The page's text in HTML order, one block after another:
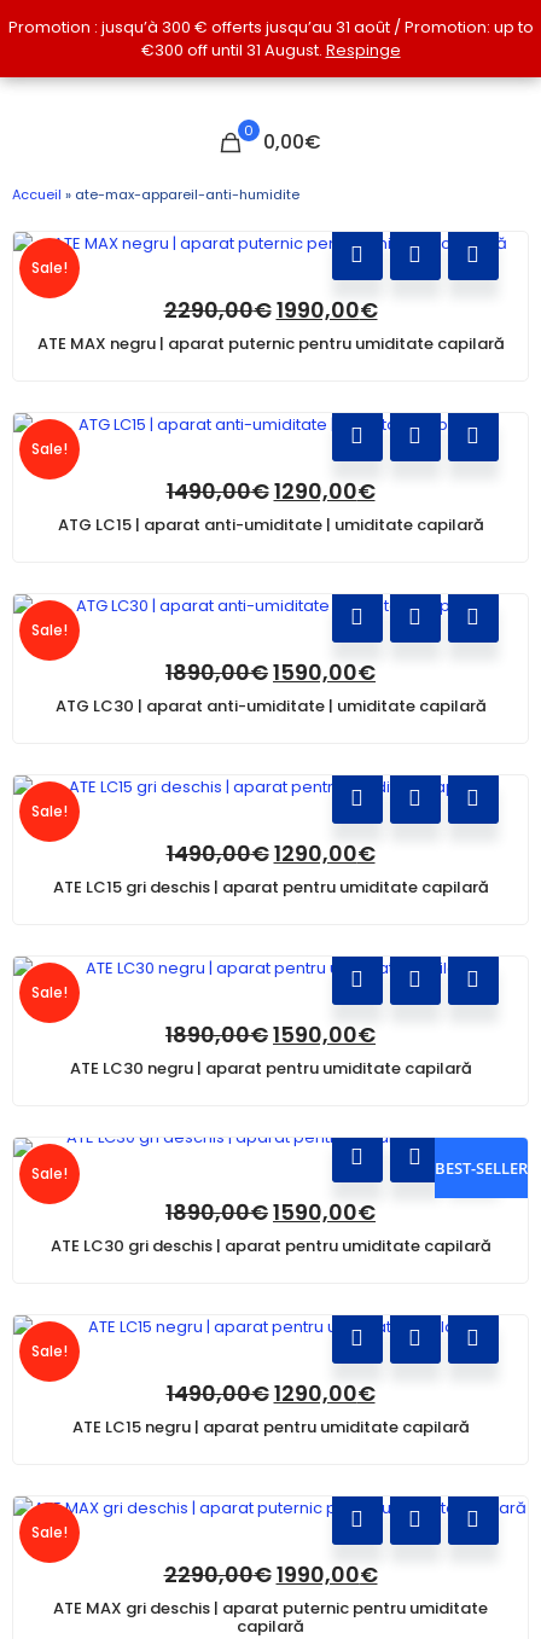
0 0,00€
Accueil » ate-max-appareil-anti-humidite
Sale!
2290,00€1990,00€
ATE MAX negru | aparat puternic pentru umiditate capilară
Sale!
1490,00€1290,00€
ATG LC15 | aparat anti-umiditate | umiditate capilară
Sale!
1890,00€1590,00€
ATG LC30 | aparat anti-umiditate | umiditate capilară
Sale!
1490,00€1290,00€
ATE LC15 gri deschis | aparat pentru umiditate capilară
Sale!
1890,00€1590,00€
ATE LC30 negru | aparat pentru umiditate capilară
Sale! BEST-SELLER
1890,00€1590,00€
ATE LC30 gri deschis | aparat pentru umiditate capilară
Sale!
1490,00€1290,00€
ATE LC15 negru | aparat pentru umiditate capilară
Sale!
2290,00€1990,00€
ATE MAX gri deschis | aparat puternic pentru umiditate
capilară
Promotion : jusqu’à 300 € offerts jusqu’au 31 août / Promotion: up to
€300 off until 31 August. Respinge
Promotion : jusqu’à 300 € offerts jusqu’au 31 août / Promotion: up to
€300 off until 31 August. Respinge